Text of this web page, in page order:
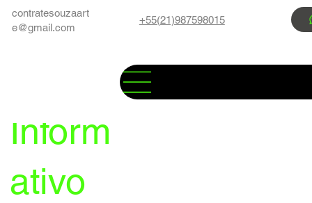
contratesouzaart
e@gmail.com
+55(21)987598015
Inform
ativo